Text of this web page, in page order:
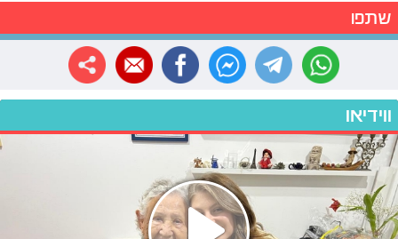
שתפו
ווידיאו